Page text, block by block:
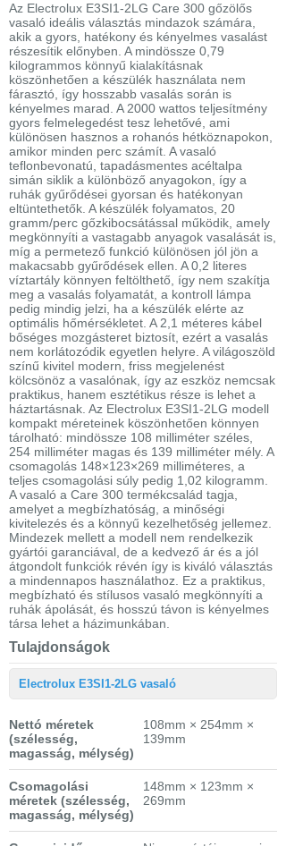
Az Electrolux E3SI1-2LG Care 300 gőzölős
vasaló ideális választás mindazok számára,
akik a gyors, hatékony és kényelmes vasalást
részesítik előnyben. A mindössze 0,79
kilogrammos könnyű kialakításnak
köszönhetően a készülék használata nem
fárasztó, így hosszabb vasalás során is
kényelmes marad. A 2000 wattos teljesítmény
gyors felmelegedést tesz lehetővé, ami
különösen hasznos a rohanós hétköznapokon,
amikor minden perc számít. A vasaló
teflonbevonatú, tapadásmentes acéltalpa
simán siklik a különböző anyagokon, így a
ruhák gyűrődései gyorsan és hatékonyan
eltüntethetők. A készülék folyamatos, 20
gramm/perc gőzkibocsátással működik, amely
megkönnyíti a vastagabb anyagok vasalását is,
míg a permetező funkció különösen jól jön a
makacsabb gyűrődések ellen. A 0,2 literes
víztartály könnyen feltölthető, így nem szakítja
meg a vasalás folyamatát, a kontroll lámpa
pedig mindig jelzi, ha a készülék elérte az
optimális hőmérsékletet. A 2,1 méteres kábel
bőséges mozgásteret biztosít, ezért a vasalás
nem korlátozódik egyetlen helyre. A világoszöld
színű kivitel modern, friss megjelenést
kölcsönöz a vasalónak, így az eszköz nemcsak
praktikus, hanem esztétikus része is lehet a
háztartásnak. Az Electrolux E3SI1-2LG modell
kompakt méreteinek köszönhetően könnyen
tárolható: mindössze 108 milliméter széles,
254 milliméter magas és 139 milliméter mély. A
csomagolás 148×123×269 milliméteres, a
teljes csomagolási súly pedig 1,02 kilogramm.
A vasaló a Care 300 termékcsalád tagja,
amelyet a megbízhatóság, a minőségi
kivitelezés és a könnyű kezelhetőség jellemez.
Mindezek mellett a modell nem rendelkezik
gyártói garanciával, de a kedvező ár és a jól
átgondolt funkciók révén így is kiváló választás
a mindennapos használathoz. Ez a praktikus,
megbízható és stílusos vasaló megkönnyíti a
ruhák ápolását, és hosszú távon is kényelmes
társa lehet a házimunkában.
Tulajdonságok
Electrolux E3SI1-2LG vasaló
Nettó méretek
(szélesség,
magasság, mélység)
108mm × 254mm ×
139mm
Csomagolási
méretek (szélesség,
magasság, mélység)
148mm × 123mm ×
269mm
Garanciaidő Nincs gyártói garancia